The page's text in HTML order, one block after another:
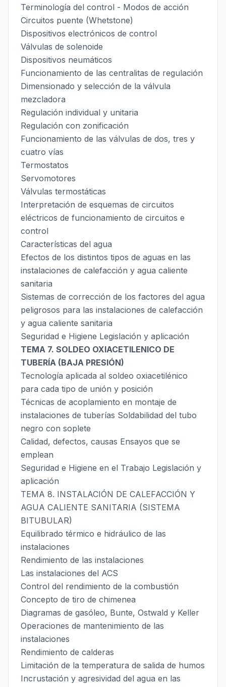
Terminología del control - Modos de acción
Circuitos puente (Whetstone)
Dispositivos electrónicos de control
Válvulas de solenoide
Dispositivos neumáticos
Funcionamiento de las centralitas de regulación
Dimensionado y selección de la válvula
mezcladora
Regulación individual y unitaria
Regulación con zonificación
Funcionamiento de las válvulas de dos, tres y
cuatro vías
Termostatos
Servomotores
Válvulas termostáticas
Interpretación de esquemas de circuitos
eléctricos de funcionamiento de circuitos e
control
Características del agua
Efectos de los distintos tipos de aguas en las
instalaciones de calefacción y agua caliente
sanitaria
Sistemas de corrección de los factores del agua
peligrosos para las instalaciones de calefacción
y agua caliente sanitaria
Seguridad e Higiene Legislación y aplicación
TEMA 7. SOLDEO OXIACETILENICO DE
TUBERÍA (BAJA PRESIÓN)
Tecnología aplicada al soldeo oxiacetilénico
para cada tipo de unión y posición
Técnicas de acoplamiento en montaje de
instalaciones de tuberías Soldabilidad del tubo
negro con soplete
Calidad, defectos, causas Ensayos que se
emplean
Seguridad e Higiene en el Trabajo Legislación y
aplicación
TEMA 8. INSTALACIÓN DE CALEFACCIÓN Y
AGUA CALIENTE SANITARIA (SISTEMA
BITUBULAR)
Equilibrado térmico e hidráulico de las
instalaciones
Rendimiento de las instalaciones
Las instalaciones del ACS
Control del rendimiento de la combustión
Concepto de tiro de chimenea
Diagramas de gasóleo, Bunte, Ostwald y Keller
Operaciones de mantenimiento de las
instalaciones
Rendimiento de calderas
Limitación de la temperatura de salida de humos
Incrustación y agresividad del agua en las